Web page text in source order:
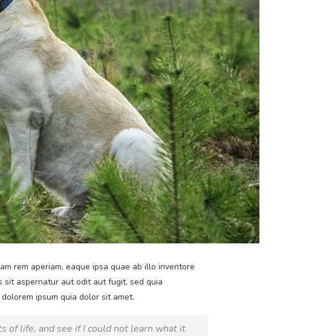
rem aperiam, eaque ipsa quae ab illo inventore
sit aspernatur aut odit aut fugit, sed quia
ipsum quia dolor sit amet.
of life, and see if I could not learn what it